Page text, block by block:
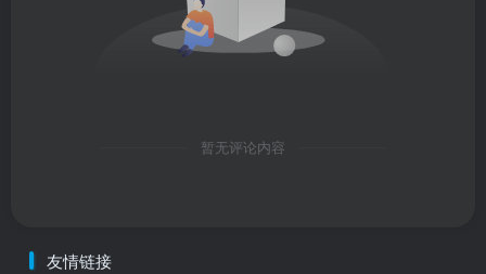
暂无评论内容
友情链接